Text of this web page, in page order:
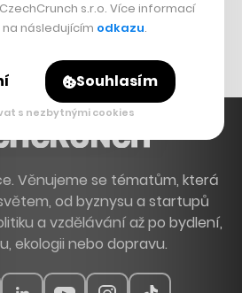
Věnujeme se tématům, která
od byznysu a startupů
a vzdělávání až po bydlení,
ekologii nebo dopravu.
s.r.o. Více informací
následujícím odkazu.
Souhlasím
s nezbytnými cookies